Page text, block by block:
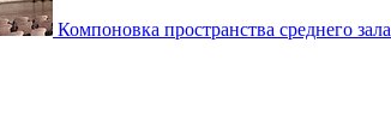
Компоновка пространства среднего зала